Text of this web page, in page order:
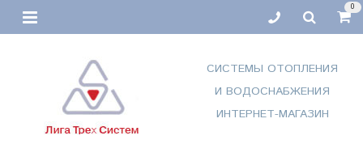
0
СИСТЕМЫ ОТОПЛЕНИЯ
И ВОДОСНАБЖЕНИЯ
ИНТЕРНЕТ-МАГАЗИН